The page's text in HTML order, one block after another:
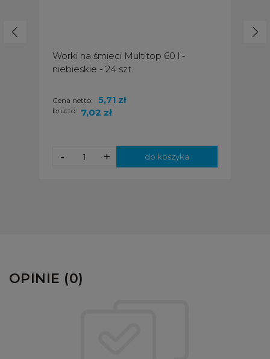
Worki na śmieci Multitop 60 l -
niebieskie - 24 szt.
brutto: 7,02 zł
Cena netto: 5,71 zł
+
- do koszyka
OPINIE (0)